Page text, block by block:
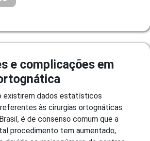
e complicações em
existirem dados estatísticos
às cirurgias ortognáticas
é de consenso comum que a
procedimento tem aumentado,